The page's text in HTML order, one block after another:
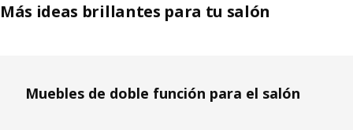
Más ideas brillantes para tu salón
Muebles de doble función para el salón